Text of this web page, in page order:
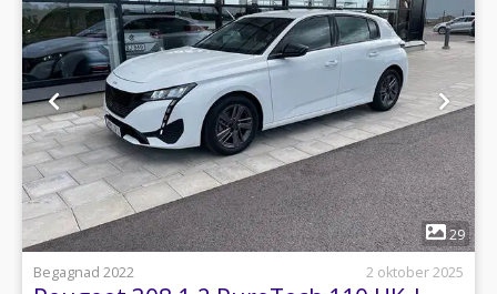
1
29
Begagnad 2022
2 oktober 2025